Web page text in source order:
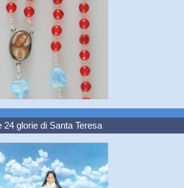
24 glorie di Santa Teresa